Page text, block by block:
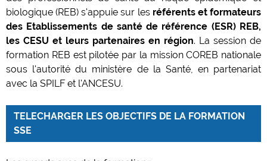
biologique (REB) s'appuie sur les référents et formateurs
des Etablissements de santé de référence (ESR) REB,
les CESU et leurs partenaires en région. La session de
formation REB est pilotée par la mission COREB nationale
sous l'autorité du ministère de la Santé, en partenariat
avec la SPILF et l'ANCESU.
TELECHARGER LES OBJECTIFS DE LA FORMATION
SSE